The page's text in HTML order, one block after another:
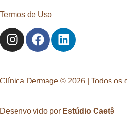
Termos de Uso
Clínica Dermage © 2026 | Todos os
Desenvolvido por Estúdio Caetê